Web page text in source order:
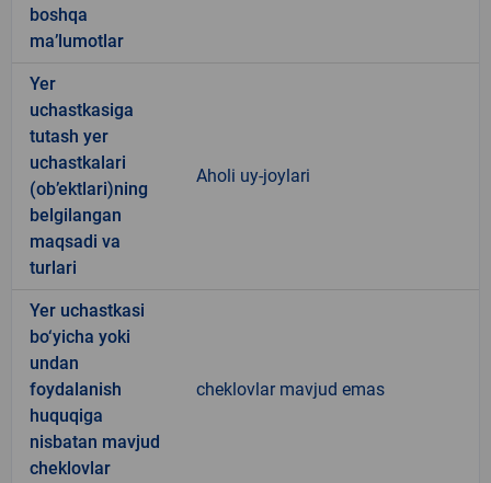
boshqa
ma’lumotlar
Yer
uchastkasiga
tutash yer
uchastkalari
(ob’ektlari)ning
belgilangan
maqsadi va
turlari
Aholi uy-joylari
Yer uchastkasi
bo‘yicha yoki
undan
foydalanish
huquqiga
nisbatan mavjud
cheklovlar
cheklovlar mavjud emas